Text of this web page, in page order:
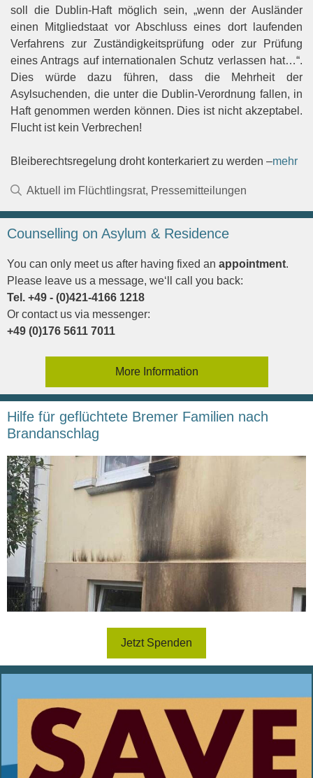
soll die Dublin-Haft möglich sein, „wenn der Ausländer
einen Mitgliedstaat vor Abschluss eines dort laufenden
Verfahrens zur Zuständigkeitsprüfung oder zur Prüfung
eines Antrags auf internationalen Schutz verlassen hat…“.
Dies würde dazu führen, dass die Mehrheit der
Asylsuchenden, die unter die Dublin-Verordnung fallen, in
Haft genommen werden können. Dies ist nicht akzeptabel.
Flucht ist kein Verbrechen!
Bleiberechtsregelung droht konterkariert zu werden –mehr
Kategorien
Aktuell im Flüchtlingsrat, Pressemitteilungen
Counselling on Asylum & Residence
You can only meet us after having fixed an appointment.
Please leave us a message, we‘ll call you back:
Tel. +49 - (0)421-4166 1218
Or contact us via messenger:
+49 (0)176 5611 7011
More Information
Hilfe für geflüchtete Bremer Familien nach
Brandanschlag
Jetzt Spenden